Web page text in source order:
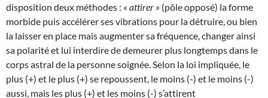
disposition deux méthodes : « attirer » (pôle opposé) la forme
morbide puis accélérer ses vibrations pour la détruire, ou bien
la laisser en place mais augmenter sa fréquence, changer ainsi
sa polarité et lui interdire de demeurer plus longtemps dans le
corps astral de la personne soignée. Selon la loi impliquée, le
plus (+) et le plus (+) se repoussent, le moins (-) et le moins (-)
aussi, mais les plus (+) et les moins (-) s’attirent